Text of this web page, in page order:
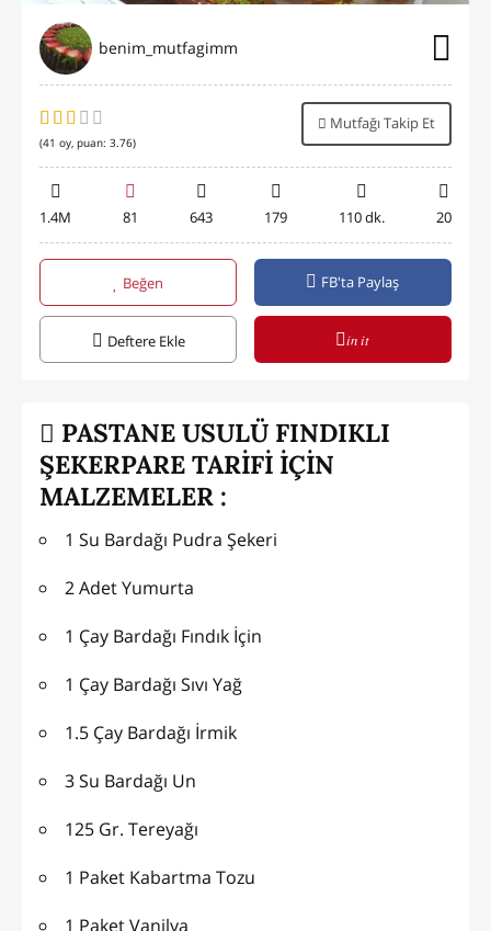
benim_mutfagimm
(41 oy, puan: 3.76)
Mutfağı Takip Et
1.4M 81 643 179 110 dk. 20
Beğen FB'ta Paylaş
Deftere Ekle in it
PASTANE USULÜ FINDIKLI
ŞEKERPARE TARİFİ İÇİN
MALZEMELER :
1 Su Bardağı Pudra Şekeri
2 Adet Yumurta
1 Çay Bardağı Fındık İçin
1 Çay Bardağı Sıvı Yağ
1.5 Çay Bardağı İrmik
3 Su Bardağı Un
125 Gr. Tereyağı
1 Paket Kabartma Tozu
1 Paket Vanilya